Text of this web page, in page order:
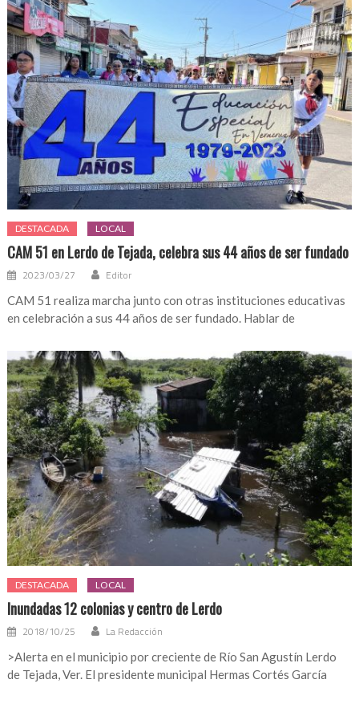
DESTACADA LOCAL
CAM 51 en Lerdo de Tejada, celebra sus 44 años de ser fundado
2023/03/27 Editor
CAM 51 realiza marcha junto con otras instituciones educativas
en celebración a sus 44 años de ser fundado. Hablar de
DESTACADA LOCAL
Inundadas 12 colonias y centro de Lerdo
2018/10/25 La Redacción
>Alerta en el municipio por creciente de Río San Agustín Lerdo
de Tejada, Ver. El presidente municipal Hermas Cortés García